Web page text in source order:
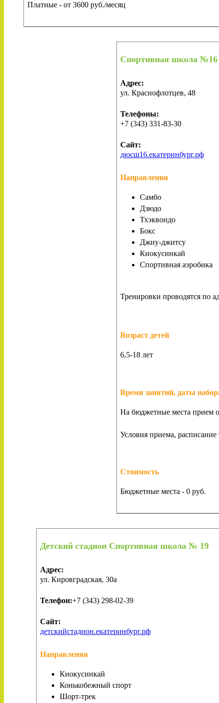
Платные - от 3600 руб./месяц
Спортивная школа №16
Адрес:
ул. Краснофлотцев, 48
Телефоны:
+7 (343) 331-83-30
Сайт:
дюсш16.екатеринбург.рф
Направления
Самбо
Дзюдо
Тхэквондо
Бокс
Джиу-джитсу
Киокусинкай
Спортивная аэробика
Тренировки проводятся по
Возраст детей
6,5-18 лет
Время занятий, даты
На бюджетные места прием
Условия приема,
Стоимость
Бюджетные места - 0 руб.
Детский стадион Спортивная школа № 19
Адрес:
ул. Кировградская, 30а
Телефон:+7 (343) 298-02-39
Сайт:
детскийстадион.екатеринбург.рф
Направления
Киокусинкай
Конькобежный спорт
Шорт-трек